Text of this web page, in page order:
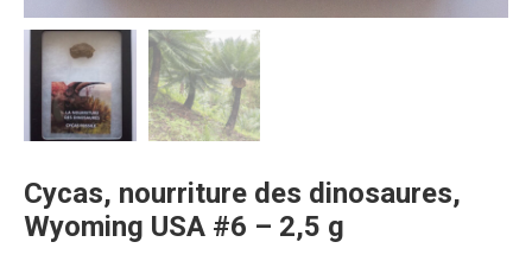
Cycas, nourriture des dinosaures,
Wyoming USA #6 – 2,5 g